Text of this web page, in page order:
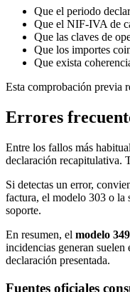
Que el periodo
Que el NIF-IVA de
Que las claves de
Que los importes
Que exista
Esta comprobación previa
Errores
Entre los fallos más
declaración recapitulativa.
Si detectas un error,
factura, el modelo 303 o la
soporte.
En resumen, el modelo 349
incidencias generan
declaración presentada.
Fuentes oficiales